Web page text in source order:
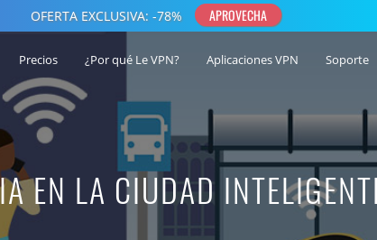
Precios ¿Por qué Le VPN? Aplicaciones VPN Soporte
EN LA CIUDAD